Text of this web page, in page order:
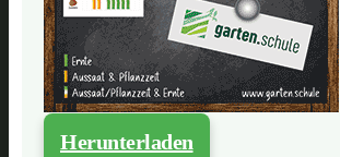
Herunterladen